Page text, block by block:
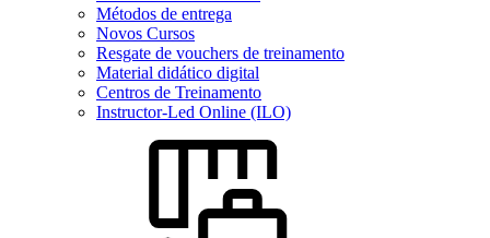
Métodos de entrega
Novos Cursos
Resgate de vouchers de treinamento
Material didático digital
Centros de Treinamento
Instructor-Led Online (ILO)